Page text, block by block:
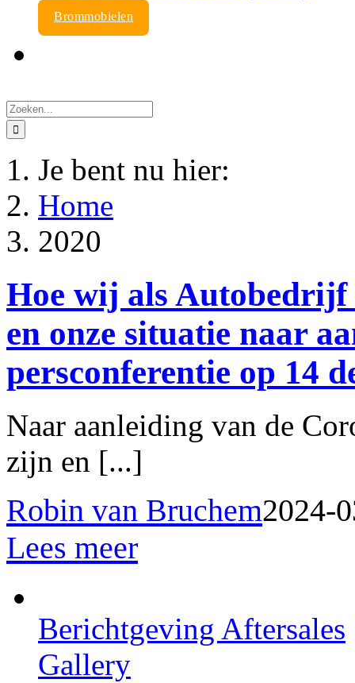
Brommobielen
naar:
Je bent nu hier:
Home
2020
Hoe wij als
en onze situatie naar
persconferentie op 14
Naar aanleiding van de
zijn en [...]
Robin van Bruchem2024-
Lees meer
Berichtgeving Aftersales
Gallery